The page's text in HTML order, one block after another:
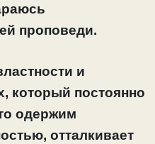
проповеди.
и
который постоянно
одержим
отталкивает